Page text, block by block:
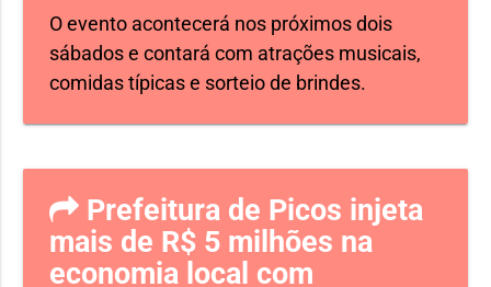
O evento acontecerá nos próximos dois
sábados e contará com atrações musicais,
comidas típicas e sorteio de brindes.
Prefeitura de Picos injeta
mais de R$ 5 milhões na
economia local com